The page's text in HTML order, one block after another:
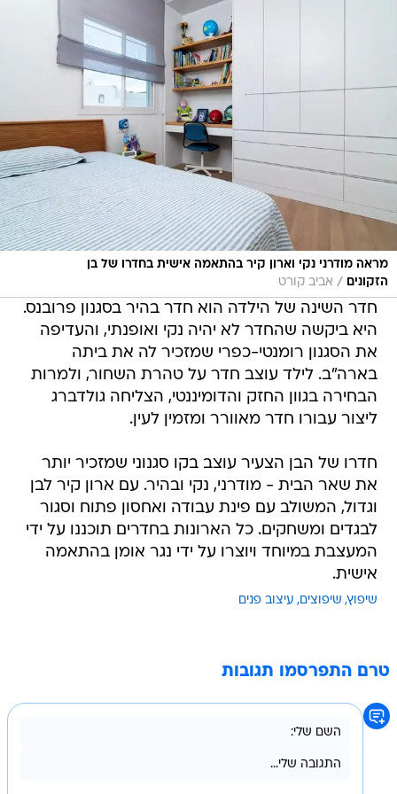
מראה מודרני נקי וארון קיר בהתאמה אישית בחדרו של בן
הזקונים
/ אביב קורט
חדר השינה של הילדה הוא חדר בהיר בסגנון פרובנס.
היא ביקשה שהחדר לא יהיה נקי ואופנתי, והעדיפה
את הסגנון רומנטי-כפרי שמזכיר לה את ביתה
בארה"ב. לילד עוצב חדר על טהרת השחור, ולמרות
הבחירה בגוון החזק והדומיננטי, הצליחה גולדברג
ליצור עבורו חדר מאוורר ומזמין לעין.
חדרו של הבן הצעיר עוצב בקו סגנוני שמזכיר יותר
את שאר הבית - מודרני, נקי ובהיר. עם ארון קיר לבן
וגדול, המשולב עם פינת עבודה ואחסון פתוח וסגור
לבגדים ומשחקים. כל הארונות בחדרים תוכננו על ידי
המעצבת במיוחד ויוצרו על ידי נגר אומן בהתאמה
אישית.
שיפוץ שיפוצים עיצוב פנים
טרם התפרסמו תגובות